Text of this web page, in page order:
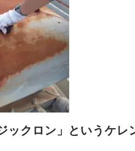
ックロン」というケレ